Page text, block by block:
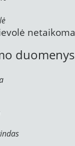
netaikoma
duomenys